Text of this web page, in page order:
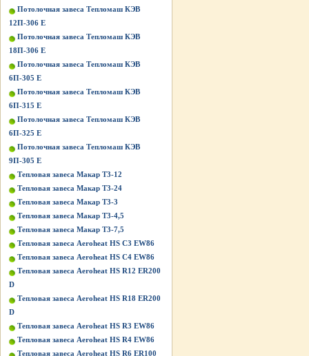
Потолочная завеса Тепломаш КЭВ
12П-306 Е
Потолочная завеса Тепломаш КЭВ
18П-306 Е
Потолочная завеса Тепломаш КЭВ
6П-305 Е
Потолочная завеса Тепломаш КЭВ
6П-315 Е
Потолочная завеса Тепломаш КЭВ
6П-325 Е
Потолочная завеса Тепломаш КЭВ
9П-305 Е
Тепловая завеса Макар Т3-12
Тепловая завеса Макар Т3-24
Тепловая завеса Макар Т3-3
Тепловая завеса Макар Т3-4,5
Тепловая завеса Макар Т3-7,5
Тепловая завеса Aeroheat HS C3 EW86
Тепловая завеса Aeroheat HS C4 EW86
Тепловая завеса Aeroheat HS R12 ER200
D
Тепловая завеса Aeroheat HS R18 ER200
D
Тепловая завеса Aeroheat HS R3 EW86
Тепловая завеса Aeroheat HS R4 EW86
Тепловая завеса Aeroheat HS R6 ER100